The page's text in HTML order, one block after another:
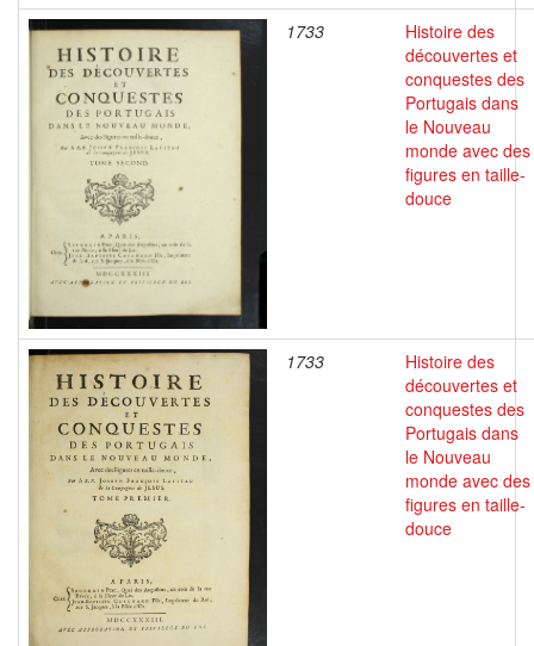
1733
Histoire des
découvertes et
conquestes des
Portugais dans
le Nouveau
monde avec des
figures en taille-
douce
1733
Histoire des
découvertes et
conquestes des
Portugais dans
le Nouveau
monde avec des
figures en taille-
douce